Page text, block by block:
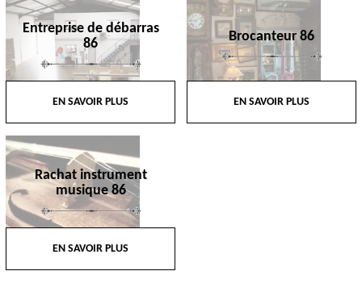
Entreprise de débarras
86
EN SAVOIR PLUS
Brocanteur 86
EN SAVOIR PLUS
Rachat instrument
musique 86
EN SAVOIR PLUS